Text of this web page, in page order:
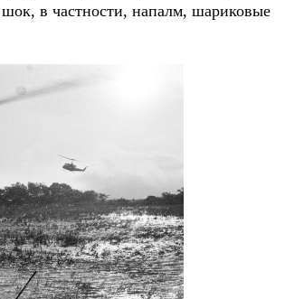
в частности, напалм, шариковые